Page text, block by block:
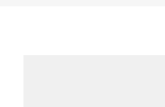
Sie haben Fragen zum